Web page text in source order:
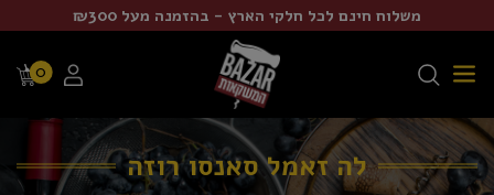
משלוח חינם לכל חלקי הארץ - בהזמנה מעל ₪300
0
לה זאמל סאנסו רוזה